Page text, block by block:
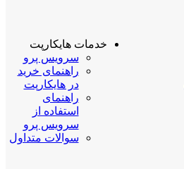
خدمات هایکارپت
سرویس پرو
راهنمای خرید
در هایکارپت
راهنمای
استفاده از
سرویس پرو
سوالات متداول